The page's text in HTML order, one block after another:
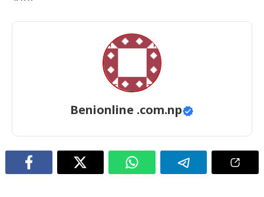
Benionline .com.np